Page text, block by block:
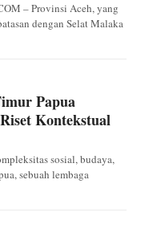
– Provinsi Aceh, yang
dengan Selat Malaka
Papua
Kontekstual
sosial, budaya,
sebuah lembaga